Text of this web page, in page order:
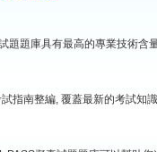
題題庫具有最高的專業技術含量
指南整編, 覆蓋最新的考試知識